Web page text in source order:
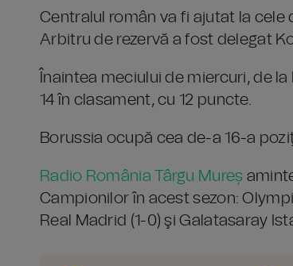
Centralul român va fi ajutat la cele
Arbitru de rezervă a fost delegat
Înaintea meciului de miercuri, de
14 în clasament, cu 12 puncte.
Borussia ocupă cea de-a 16-a
Radio România Târgu Mureș
Campionilor în acest sezon:
Real Madrid (1-0) şi Galatasaray